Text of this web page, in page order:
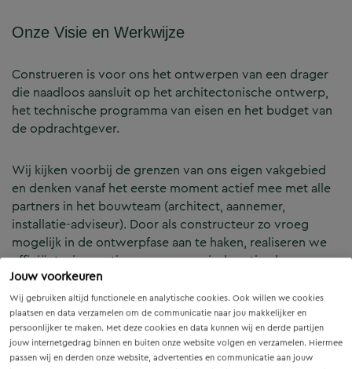
Jouw voorkeuren
Wij gebruiken altijd functionele en analytische cookies. Ook willen we cookies
plaatsen en data verzamelen om de communicatie naar jou makkelijker en
persoonlijker te maken. Met deze cookies en data kunnen wij en derde partijen
jouw internetgedrag binnen en buiten onze website volgen en verzamelen. Hiermee
passen wij en derden onze website, advertenties en communicatie aan jouw
Onze Visie en Werkwijze
Construeren is voor ons het ontwerpen van een drager
die naadloos aansluit op het architectonische ontwerp,
het technische programma van eisen en het budget van
de opdrachtgever.
Wij kijken voorbij de grenzen van ons eigen vakgebied
en denken vanaf het eerste moment actief mee met alle
partners in het bouwteam (architect, aannemer,
installatie-adviseur). Door als constructeur zo vroeg
mogelijk in de ontwerpfase aan te haken, realiseren we
efficiënte, innovatieve en economisch optimale
constructies — voor zowel nieuwbouw als renovatie.
Onze Expertises en Activiteiten
B&Z Bouwtechniek verzorgt het volledige constructieve